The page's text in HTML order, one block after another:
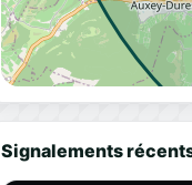
Signalements